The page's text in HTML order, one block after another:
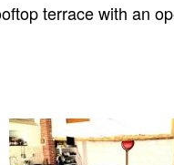
terrace with an